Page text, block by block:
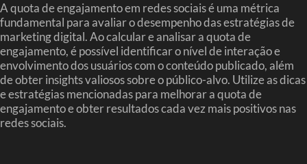
A quota de engajamento em redes sociais é uma métrica
fundamental para avaliar o desempenho das estratégias de
marketing digital. Ao calcular e analisar a quota de
engajamento, é possível identificar o nível de interação e
envolvimento dos usuários com o conteúdo publicado, além
de obter insights valiosos sobre o público-alvo. Utilize as dicas
e estratégias mencionadas para melhorar a quota de
engajamento e obter resultados cada vez mais positivos nas
redes sociais.